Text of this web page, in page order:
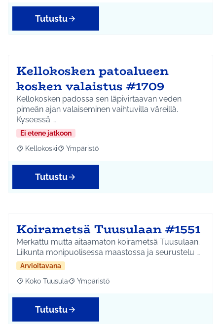
Tutustu
Kellokosken patoalueen
kosken valaistus #1709
Kellokosken padossa sen läpivirtaavan veden
pimeän ajan valaiseminen vaihtuvilla väreillä.
Kyseessä …
Ei etene jatkoon
Rajaa tulokset aihepiirin mukaan: Kellokoski
Kellokoski Rajaa tulokset teeman mukaan: Ympäristö
Ympäristö
Tutustu
Koirametsä Tuusulaan #1551
Merkattu mutta aitaamaton koirametsä Tuusulaan.
Liikunta monipuolisessa maastossa ja seurustelu …
Arvioitavana
Rajaa tulokset aihepiirin mukaan: Koko Tuusula
Koko Tuusula Rajaa tulokset teeman mukaan: Ympäristö
Ympäristö
Tutustu